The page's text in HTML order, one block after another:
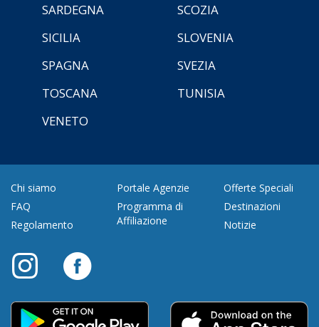
SARDEGNA
SCOZIA
SICILIA
SLOVENIA
SPAGNA
SVEZIA
TOSCANA
TUNISIA
VENETO
Chi siamo
FAQ
Regolamento
Portale Agenzie
Programma di
Affiliazione
Offerte Speciali
Destinazioni
Notizie